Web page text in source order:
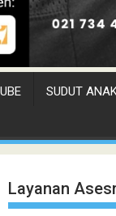
SUDUT
Layanan